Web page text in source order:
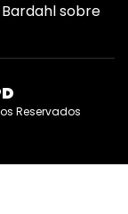
sobre
Reservados